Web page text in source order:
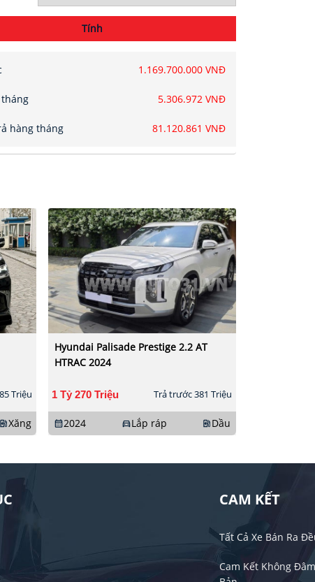
Tính
1.169.700.000 VNĐ
5.306.972 VNĐ
hàng tháng 81.120.861 VNĐ
Triệu
ev_stationXăng
Hyundai Palisade Prestige 2.2 AT
HTRAC 2024
1 Tỷ 270 Triệu Trả trước 381 Triệu
calendar_month2024 directions_carLắp ráp ev_station Dầu
CAM KẾT
Tất Cả Xe Bán Ra
Cam Kết Không